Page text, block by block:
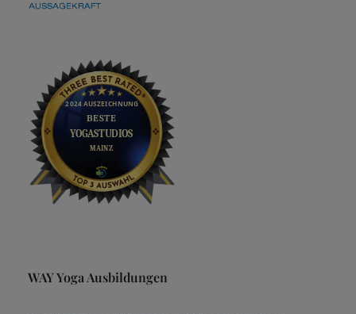
WAY Yoga Ausbildungen